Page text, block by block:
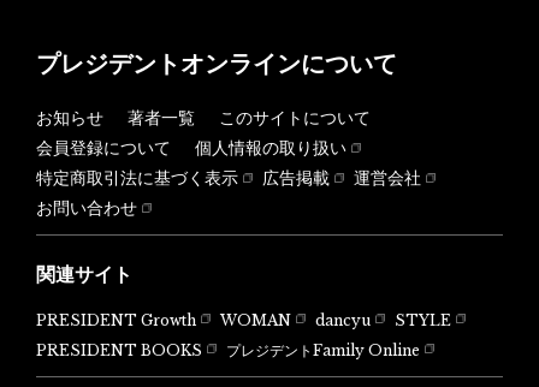
プレジデントオンラインについて
お知らせ 著者一覧
このサイトについて
会員登録について
個人情報の取り扱い
特定商取引法に基づく表示
広告掲載
運営会社
お問い合わせ
関連サイト
PRESIDENT Growth WOMAN dancyu
STYLE
PRESIDENT BOOKS
プレジデントFamily Online